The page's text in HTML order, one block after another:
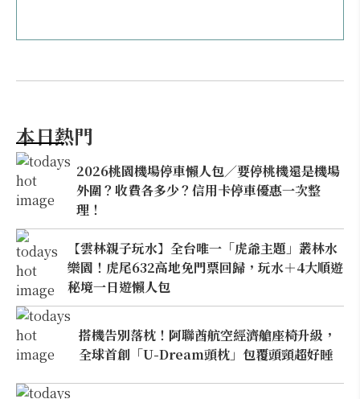
本日熱門
2026桃園機場停車懶人包／要停桃機還是機場
外圍？收費各多少？信用卡停車優惠一次整
理！
【雲林親子玩水】全台唯一「虎爺主題」叢林水
樂園！虎尾632高地免門票回歸，玩水＋4大順遊
秘境一日遊懶人包
搭機告別落枕！阿聯酋航空經濟艙座椅升級，
全球首創「U-Dream頭枕」包覆頭頸超好睡